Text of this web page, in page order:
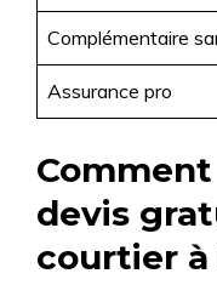
Complémentaire
Assurance pro
devis
courtier à